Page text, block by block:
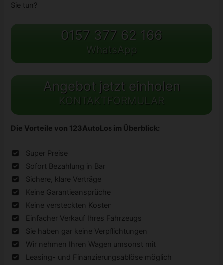
Sie tun?
0157 377 62 166
WhatsApp
Angebot jetzt einholen
KONTAKTFORMULAR
Die Vorteile von 123AutoLos im Überblick:
Super Preise
Sofort Bezahlung in Bar
Sichere, klare Verträge
Keine Garantieansprüche
Keine versteckten Kosten
Einfacher Verkauf Ihres Fahrzeugs
Sie haben gar keine Verpflichtungen
Wir nehmen Ihren Wagen umsonst mit
Leasing- und Finanzierungsablöse möglich